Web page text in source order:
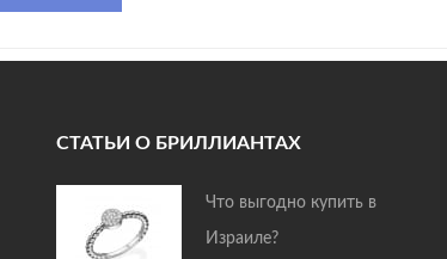
СТАТЬИ О БРИЛЛИАНТАХ
Что выгодно купить в
Израиле?